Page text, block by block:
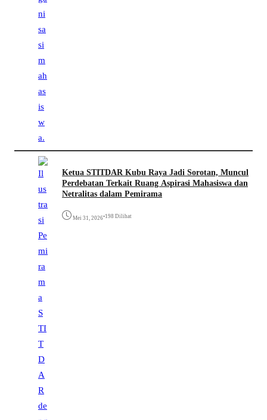
Ketua STITDAR Kubu Raya Jadi Sorotan, Muncul
Perdebatan Terkait Ruang Aspirasi Mahasiswa dan
Netralitas dalam Pemirama
Mei 31, 2026•198 Dilihat